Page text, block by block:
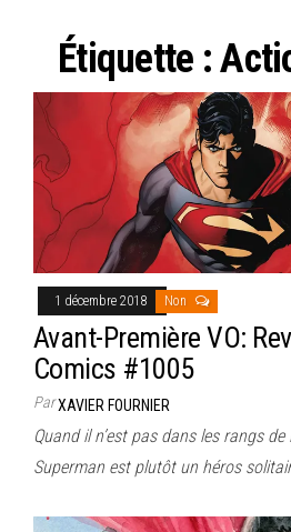
Étiquette :
1 décembre 2018 Non
Avant-Première VO:
Comics #1005
ParXAVIER FOURNIER
Quand il n’est pas dans les rangs
Superman est plutôt un héros